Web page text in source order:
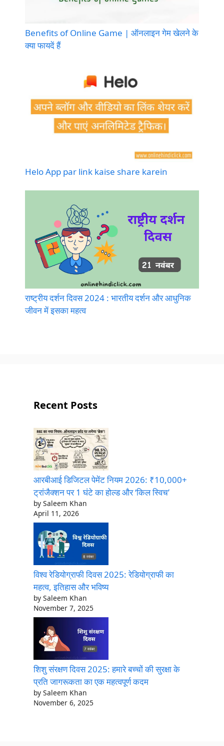
Benefits of Online Game | ऑनलाइन गेम खेलने के
क्या फायदें हैं
Helo App par link kaise share karein
राष्ट्रीय दर्शन दिवस 2024 : भारतीय दर्शन और आधुनिक
जीवन में इसका महत्व
Recent Posts
आरबीआई डिजिटल पेमेंट नियम 2026: ₹10,000+
ट्रांजैक्शन पर 1 घंटे का होल्ड और ‘किल स्विच’
by Saleem Khan
April 11, 2026
विश्व रेडियोग्राफी दिवस 2025: रेडियोग्राफी का
महत्व, इतिहास और भविष्य
by Saleem Khan
November 7, 2025
शिशु संरक्षण दिवस 2025: हमारे बच्चों की सुरक्षा के
प्रति जागरूकता का एक महत्वपूर्ण कदम
by Saleem Khan
November 6, 2025